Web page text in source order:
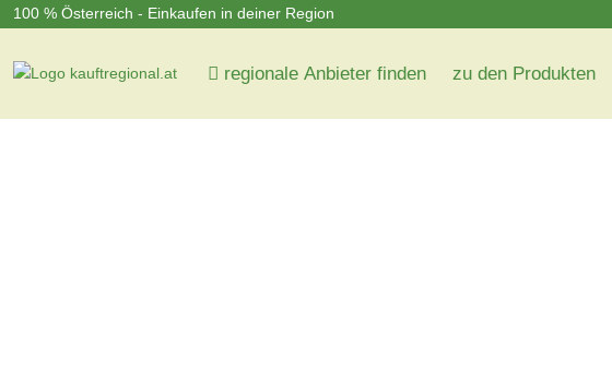
100 % Österreich - Einkaufen in deiner Region
regionale Anbieter finden zu den Produkten